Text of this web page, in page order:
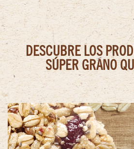
DESCUBRE LOS
SÚPER GRANO